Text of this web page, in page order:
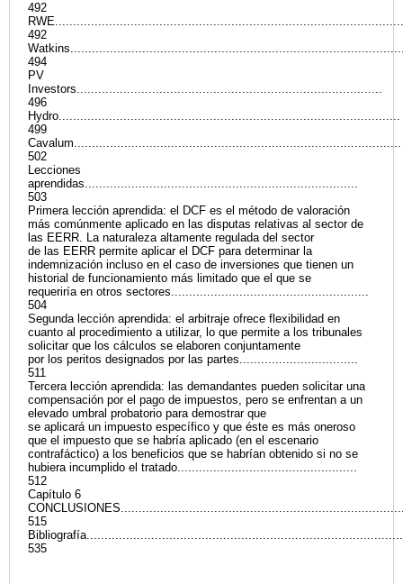
492
492
494
PV
Investors.....................................................................................
496
Hydro...............................................................................................
499
Cavalum...........................................................................................
502
Lecciones
aprendidas............................................................................
503
Primera lección aprendida: el DCF es el método de valoración
más comúnmente aplicado en las disputas relativas al sector de
las EERR. La naturaleza altamente regulada del sector
de las EERR permite aplicar el DCF para determinar la
indemnización incluso en el caso de inversiones que tienen un
historial de funcionamiento más limitado que el que se
requeriría en otros sectores.......................................................
504
Segunda lección aprendida: el arbitraje ofrece flexibilidad en
cuanto al procedimiento a utilizar, lo que permite a los tribunales
solicitar que los cálculos se elaboren conjuntamente
por los peritos designados por las partes.................................
511
Tercera lección aprendida: las demandantes pueden solicitar una
compensación por el pago de impuestos, pero se enfrentan a un
elevado umbral probatorio para demostrar que
se aplicará un impuesto específico y que éste es más oneroso
que el impuesto que se habría aplicado (en el escenario
contrafáctico) a los beneficios que se habrían obtenido si no se
hubiera incumplido el tratado..................................................
512
Capítulo 6
515
535